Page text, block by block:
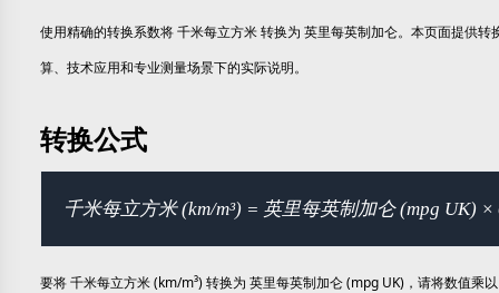
使用精确的转换系数将 千米每立方米 转换为 英里每英制加仑。本页面提供转
算、技术应用和专业测量场景下的实际说明。
转换公式
千米每立方米 (km/m³) = 英里每英制加仑 (mpg UK) ×
要将 千米每立方米 (km/m³) 转换为 英里每英制加仑 (mpg UK)，请将数值乘